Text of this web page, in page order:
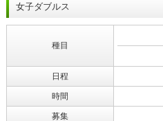
女子ダブルス
種目
日程
時間
募集